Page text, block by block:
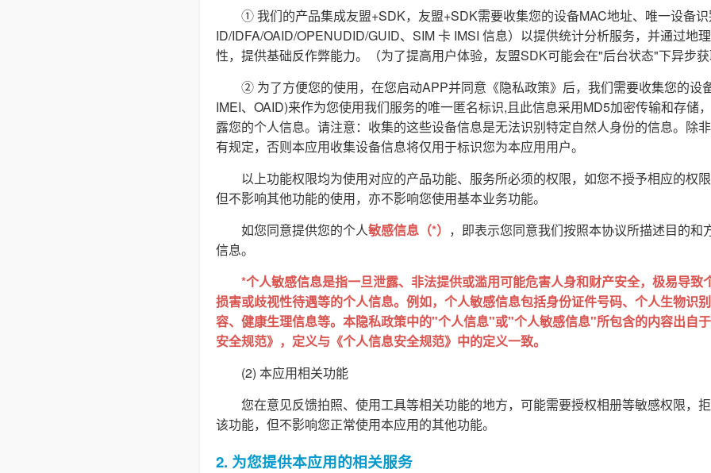
① 我们的产品集成友盟+SDK，友盟+SDK需要收集您的设备MAC地址、唯一设备
ID/IDFA/OAID/OPENUDID/GUID、SIM 卡 IMSI 信息）以提供统计分析服务，并通过地
性，提供基础反作弊能力。（为了提高用户体验，友盟SDK可能会在"后台状态"下异步
② 为了方便您的使用，在您启动APP并同意《隐私政策》后，我们需要收集您的设
IMEI、OAID)来作为您使用我们服务的唯一匿名标识,且此信息采用MD5加密传输和存储
露您的个人信息。请注意：收集的这些设备信息是无法识别特定自然人身份的信息。除
有规定，否则本应用收集设备信息将仅用于标识您为本应用用户。
以上功能权限均为使用对应的产品功能、服务所必须的权限，如您不授予相应的权
但不影响其他功能的使用，亦不影响您使用基本业务功能。
如您同意提供您的个人敏感信息（*） ，即表示您同意我们按照本协议所描述目的和
信息。
*个人敏感信息是指一旦泄露、非法提供或滥用可能危害人身和财产安全，极易导致
损害或歧视性待遇等的个人信息。例如，个人敏感信息包括身份证件号码、个人生物识
容、健康生理信息等。本隐私政策中的"个人信息"或"个人敏感信息"所包含的内容出自
安全规范》，定义与《个人信息安全规范》中的定义一致。
(2) 本应用相关功能
您在意见反馈拍照、使用工具等相关功能的地方，可能需要授权相册等敏感权限，
该功能，但不影响您正常使用本应用的其他功能。
2. 为您提供本应用的相关服务